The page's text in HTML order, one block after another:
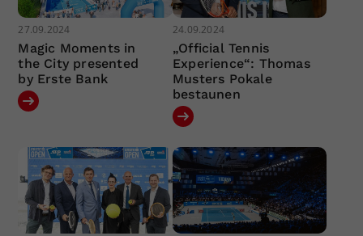
27.09.2024
Magic Moments in
the City presented
by Erste Bank
24.09.2024
„Official Tennis
Experience“: Thomas
Musters Pokale
bestaunen